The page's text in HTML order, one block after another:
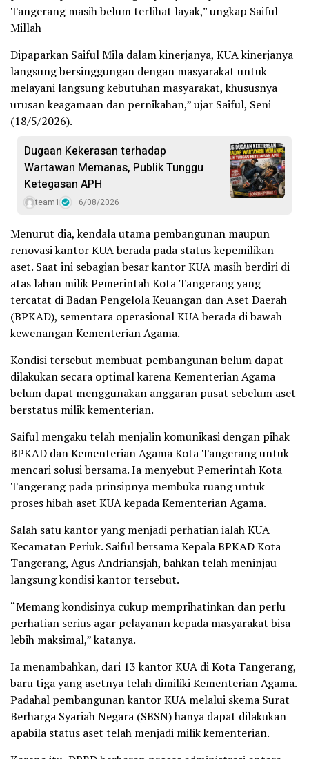
Tangerang masih belum terlihat layak,” ungkap Saiful
Millah
Dipaparkan Saiful Mila dalam kinerjanya, KUA kinerjanya
langsung bersinggungan dengan masyarakat untuk
melayani langsung kebutuhan masyarakat, khususnya
urusan keagamaan dan pernikahan,” ujar Saiful, Seni
(18/5/2026).
Dugaan Kekerasan terhadap
Wartawan Memanas, Publik Tunggu
Ketegasan APH
team1 6/08/2026
Menurut dia, kendala utama pembangunan maupun
renovasi kantor KUA berada pada status kepemilikan
aset. Saat ini sebagian besar kantor KUA masih berdiri di
atas lahan milik Pemerintah Kota Tangerang yang
tercatat di Badan Pengelola Keuangan dan Aset Daerah
(BPKAD), sementara operasional KUA berada di bawah
kewenangan Kementerian Agama.
Kondisi tersebut membuat pembangunan belum dapat
dilakukan secara optimal karena Kementerian Agama
belum dapat menggunakan anggaran pusat sebelum aset
berstatus milik kementerian.
Saiful mengaku telah menjalin komunikasi dengan pihak
BPKAD dan Kementerian Agama Kota Tangerang untuk
mencari solusi bersama. Ia menyebut Pemerintah Kota
Tangerang pada prinsipnya membuka ruang untuk
proses hibah aset KUA kepada Kementerian Agama.
Salah satu kantor yang menjadi perhatian ialah KUA
Kecamatan Periuk. Saiful bersama Kepala BPKAD Kota
Tangerang, Agus Andriansjah, bahkan telah meninjau
langsung kondisi kantor tersebut.
“Memang kondisinya cukup memprihatinkan dan perlu
perhatian serius agar pelayanan kepada masyarakat bisa
lebih maksimal,” katanya.
Ia menambahkan, dari 13 kantor KUA di Kota Tangerang,
baru tiga yang asetnya telah dimiliki Kementerian Agama.
Padahal pembangunan kantor KUA melalui skema Surat
Berharga Syariah Negara (SBSN) hanya dapat dilakukan
apabila status aset telah menjadi milik kementerian.